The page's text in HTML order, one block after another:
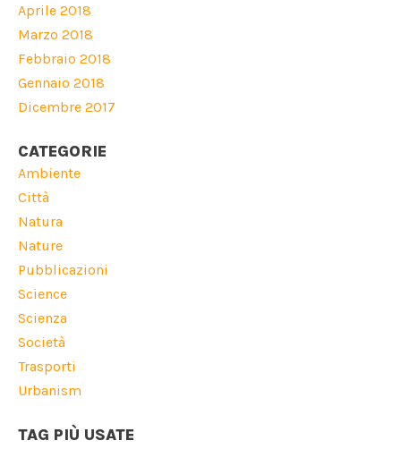
Aprile 2018
Marzo 2018
Febbraio 2018
Gennaio 2018
Dicembre 2017
CATEGORIE
Ambiente
Città
Natura
Nature
Pubblicazioni
Science
Scienza
Società
Trasporti
Urbanism
TAG PIÙ USATE